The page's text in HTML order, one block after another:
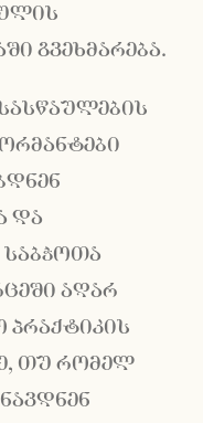
გვეხმარება.
და
აღარ
თუ რომელ